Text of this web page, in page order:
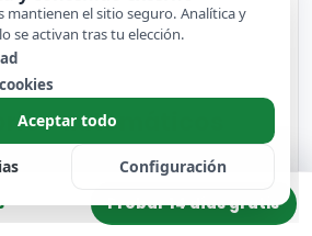
automáticos
automáticos antes de la cita
Probar 14 días gratis
mantienen el sitio seguro. Analítica y
se activan tras tu elección.
Aceptar todo
Configuración